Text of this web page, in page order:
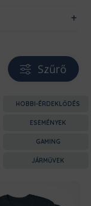
Szűrő
HOBBI-ÉRDEKLŐDÉS
ESEMÉNYEK
GAMING
JÁRMŰVEK